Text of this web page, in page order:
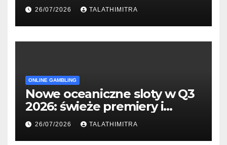
26/07/2026 TALATHIMITRA
ONLINE GAMBLING
Nowe oceaniczne sloty w Q3
2026: świeże premiery i
studia
26/07/2026 TALATHIMITRA